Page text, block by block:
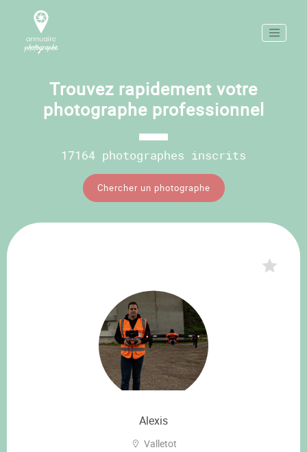
Trouvez rapidement votre
photographe professionnel
17164 photographes inscrits
Chercher un photographe
Alexis
Valletot